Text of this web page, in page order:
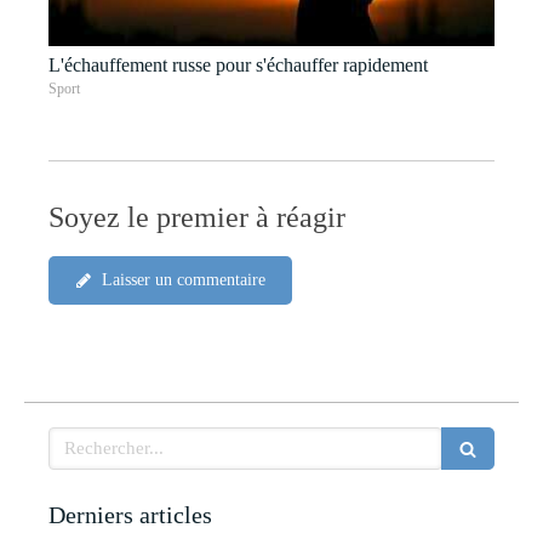
L'échauffement russe pour s'échauffer rapidement
Sport
Soyez le premier à réagir
Laisser un commentaire
Rechercher
Derniers articles